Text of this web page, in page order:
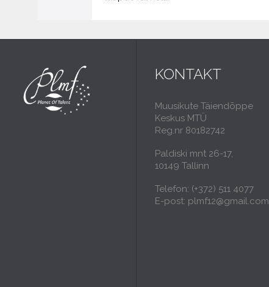
KONTAKT
Muusikute Täiendõppe
Keskus MTÜ
Reg.nr 80182742
Paldiski mnt 26-17,
10149 Tallinn
Telefon: (+372) 511 4077
E-post: plmf12@gmail.com